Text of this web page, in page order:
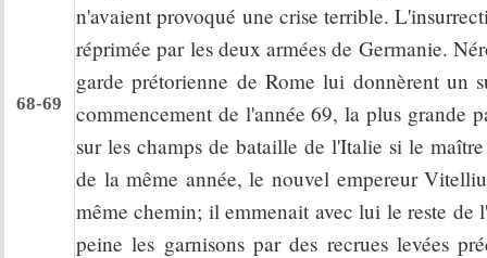
68-69
n'avaient provoqué une crise terrible.
réprimée par les deux armées de Germanie.
garde prétorienne de Rome lui donnèrent un
commencement de l'année 69, la plus grande
sur les champs de bataille de l'Italie si le
de la même année, le nouvel empereur
même chemin; il emmenait avec lui le reste
peine les garnisons par des recrues levées